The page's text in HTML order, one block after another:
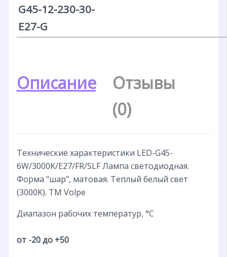
G45-12-230-30-
E27-G
Описание
Отзывы
(0)
Технические характеристики LED-G45-
6W/3000K/E27/FR/SLF Лампа светодиодная.
Форма "шар", матовая. Теплый белый свет
(3000K). ТМ Volpe
Диапазон рабочих температур, °С
от -20 до +50